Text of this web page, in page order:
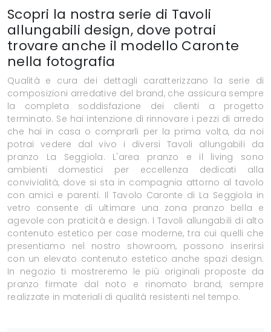
Scopri la nostra serie di Tavoli
allungabili design, dove potrai
trovare anche il modello Caronte
nella fotografia
Qualità e cura dei dettagli caratterizzano la serie di
composizioni arredative del brand, che assicura sempre
la completa soddisfazione dei clienti a progetto
terminato. Se hai intenzione di rinnovare i pezzi di arredo
che hai in casa o comprarli per la prima volta, da noi
potrai vedere dal vivo i diversi Tavoli allungabili da
pranzo La Seggiola. L'area pranzo e il living sono
ambienti domestici per eccellenza dedicati alla
convivialità, dove si sta in compagnia attorno al tavolo
con amici e parenti. Il Tavolo Caronte di La Seggiola in
vetro consente di ultimare una zona pranzo bella e
agevole con praticità e design. I Tavoli allungabili di alto
contenuto estetico per case moderne, tra cui quelli che
presentiamo nel nostro showroom, possono inserirsi
con un elevato contenuto estetico anche spazi design.
In negozio ti mostreremo le più originali proposte da
pranzo firmate dal noto e rinomato brand, sempre
realizzate in materiali di qualità resistenti nel tempo.